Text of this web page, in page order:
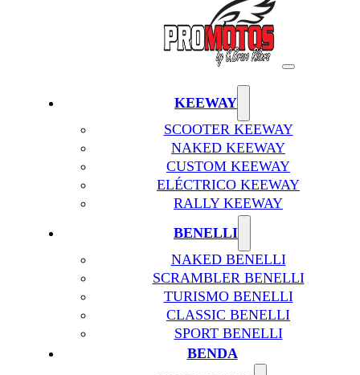
KEEWAY
SCOOTER KEEWAY
NAKED KEEWAY
CUSTOM KEEWAY
ELÉCTRICO KEEWAY
RALLY KEEWAY
BENELLI
NAKED BENELLI
SCRAMBLER BENELLI
TURISMO BENELLI
CLASSIC BENELLI
SPORT BENELLI
BENDA